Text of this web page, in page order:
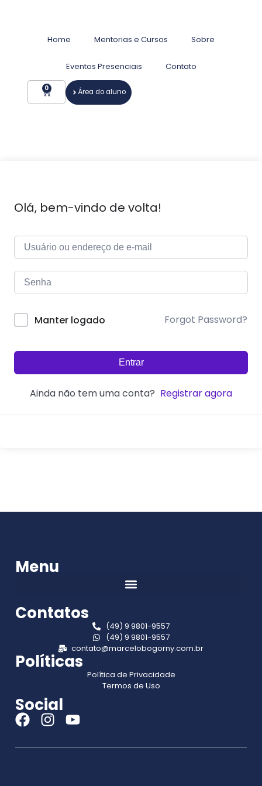
Home Mentorias e Cursos Sobre
Eventos Presenciais Contato
0 Área do aluno
Olá, bem-vindo de volta!
Manter logado Forgot Password?
Entrar
Ainda não tem uma conta? Registrar agora
Menu
Contatos
(49) 9 9801-9557
(49) 9 9801-9557
contato@marcelobogorny.com.br
Políticas
Política de Privacidade
Termos de Uso
Social